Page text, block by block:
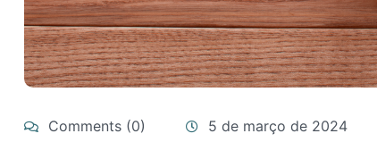
Comments (0) 5 de março de 2024